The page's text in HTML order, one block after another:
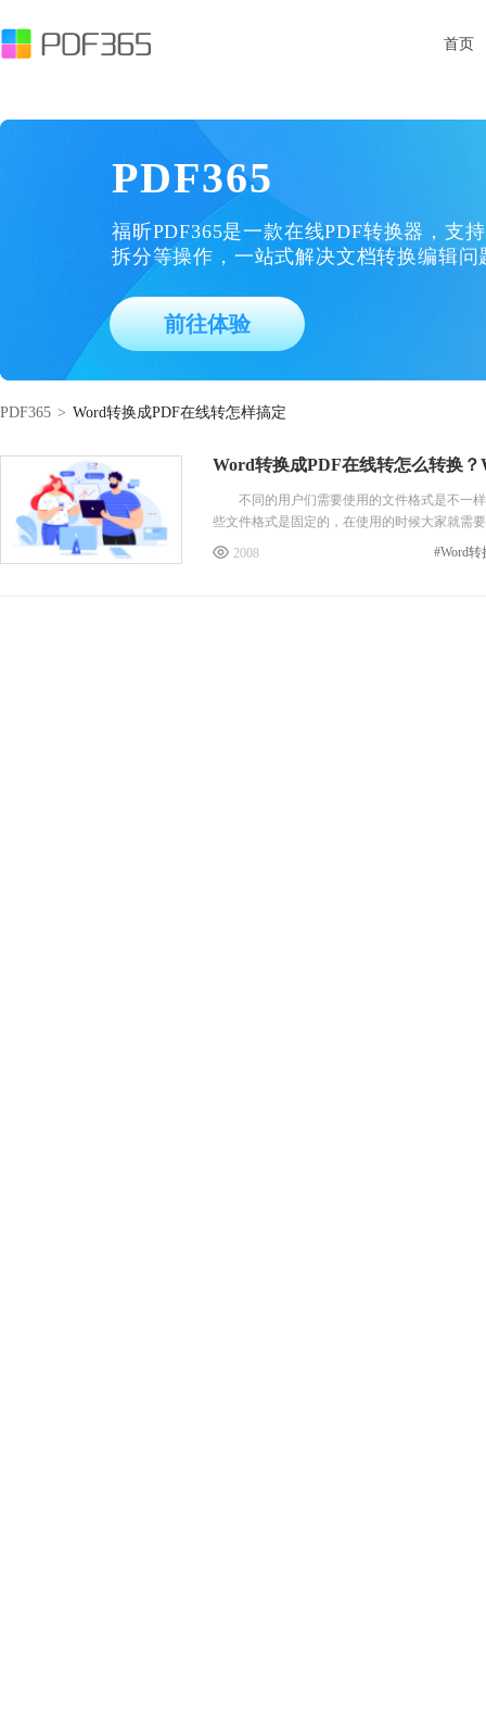
首页
PDF365
福昕PDF365是一款在线PDF转换器，支
拆分等操作，一站式解决文档转换编辑问
前往体验
PDF365 > Word转换成PDF在线转怎样搞定
Word转换成PDF在线转怎么转换
不同的用户们需要使用的文件格式是不一样
些文件格式是固定的，在使用的时候大家就需
2008